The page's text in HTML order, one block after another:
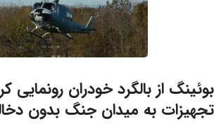
بوئینگ از بالگرد خودران رونمایی
تجهیزات به میدان جنگ بدون